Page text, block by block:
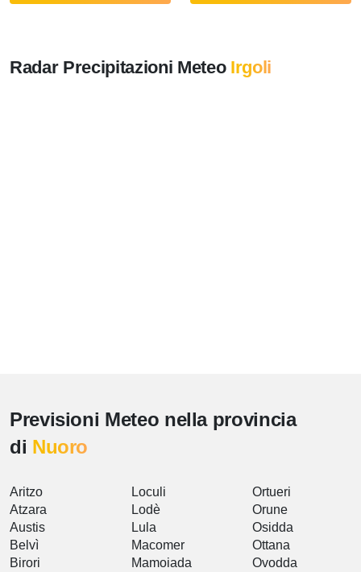
Radar Precipitazioni Meteo Irgoli
Previsioni Meteo nella provincia
di Nuoro
Aritzo
Atzara
Austis
Belvì
Birori
Loculi
Lodè
Lula
Macomer
Mamoiada
Ortueri
Orune
Osidda
Ottana
Ovodda